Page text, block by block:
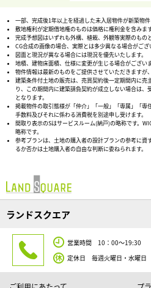
一部、完成後1年以上を経過した未入居物件が新築物
敷地権利が定期借地権のものは価格に権利金を含みます
完成予想図はいずれも外構、植栽、外観等実際のもの
CG合成の画像の場合、実際とは多少異なる場合がござ
図面と現況が異なる場合には現況を優先いたします。
地積、建物床面積、仕様に変更が生じる場合がございま
物件情報は最新のものをご提供させていただきますが
建築条件付土地の販売は、売買契約後一定期間内に
り、この期間内に建築請負契約が成立しない場合は
となります。
掲載物件の取引態様が「仲介」「一般」「専属」「
手数料及びそれに係わる消費税を別途申し受けます。
間取り表示のSはサービスルーム(納戸)の略称です。
略称です。
参考プランは、土地の購入者の設計プランの参考に
るか否かは土地購入者の自由な判断に委ねられます。
ランドスクエア
営業時間 10：00～19:30
定休日 毎週火曜日・水曜日